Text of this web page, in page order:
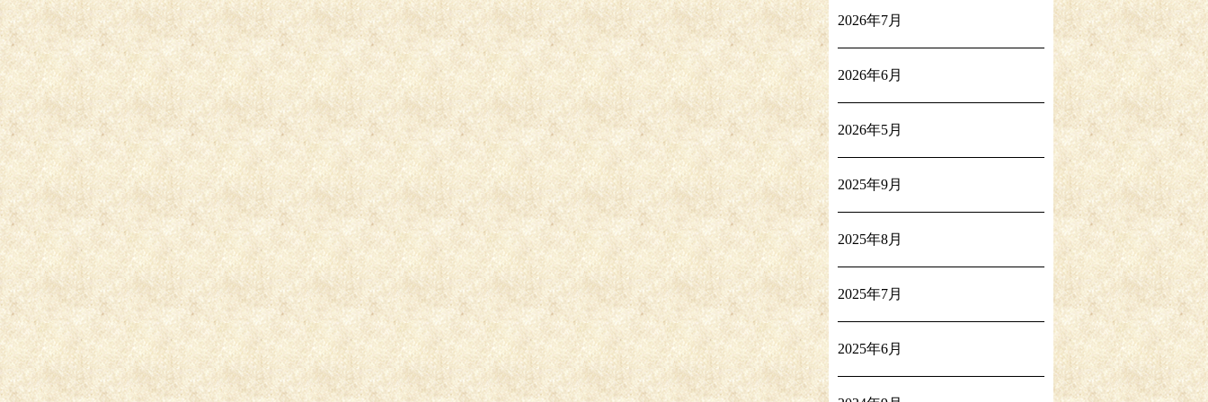
2026年7月
2026年6月
2026年5月
2025年9月
2025年8月
2025年7月
2025年6月